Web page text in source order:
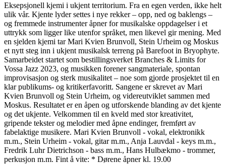
Eksepsjonell kjemi i ukjent territorium. Fra en egen verden, ikke helt
ulik vår. Kjente lyder settes i nye rekker – opp, ned og baklengs –
og fremmede instrumenter åpner for musikalske oppdagelser i et
uttrykk som ligger like utenfor språket, men likevel gir mening. Med
en sjelden kjemi tar Mari Kvien Brunvoll, Stein Urheim og Moskus
et nytt steg inn i ukjent musikalsk terreng på Barefoot in Bryophyte.
Samarbeidet startet som bestillingsverket Branches & Limits for
Vossa Jazz 2023, og musikken forener sangmateriale, spontan
improvisasjon og sterk musikalitet – noe som gjorde prosjektet til en
klar publikums- og kritikerfavoritt. Sangene er skrevet av Mari
Kvien Brunvoll og Stein Urheim, og videreutviklet sammen med
Moskus. Resultatet er en åpen og utforskende blanding av det kjente
og det ukjente. Velkommen til en kveld med stor kreativitet,
gripende tekster og melodier med åpne endinger, fremført av
fabelaktige musikere. Mari Kvien Brunvoll - vokal, elektronikk
m.m., Stein Urheim - vokal, gitar m.m., Anja Lauvdal - keys m.m.,
Fredrik Luhr Dietrichson - bass m.m., Hans Hulbækmo - trommer,
perkusjon m.m. Fint å vite: * Dørene åpner kl. 19.00